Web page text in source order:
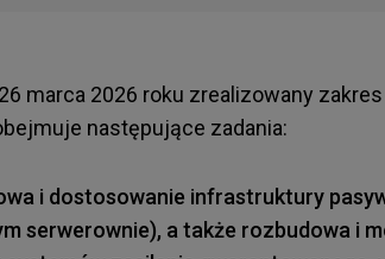
marca 2026 roku zrealizowany
następujące zadania:
i dostosowanie infrastruktury
serwerownie), a także rozbudowa i